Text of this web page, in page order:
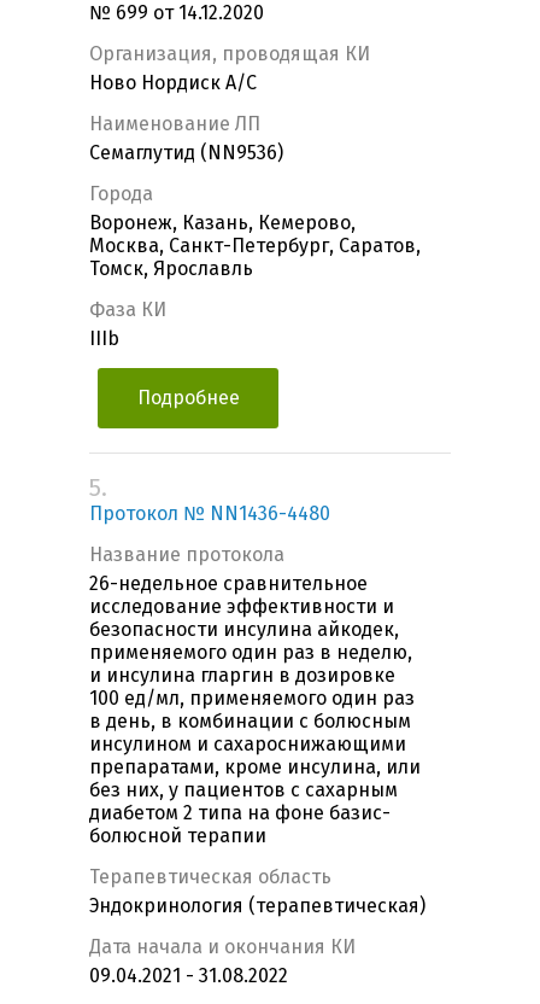
№ 699 от 14.12.2020
Организация, проводящая КИ
Ново Нордиск А/С
Наименование ЛП
Семаглутид (NN9536)
Города
Воронеж, Казань, Кемерово,
Москва, Санкт-Петербург, Саратов,
Томск, Ярославль
Фаза КИ
IIIb
Подробнее
5.
Протокол № NN1436-4480
Название протокола
26-недельное сравнительное
исследование эффективности и
безопасности инсулина айкодек,
применяемого один раз в неделю,
и инсулина гларгин в дозировке
100 ед/мл, применяемого один раз
в день, в комбинации с болюсным
инсулином и сахароснижающими
препаратами, кроме инсулина, или
без них, у пациентов с сахарным
диабетом 2 типа на фоне базис-
болюсной терапии
Терапевтическая область
Эндокринология (терапевтическая)
Дата начала и окончания КИ
09.04.2021 - 31.08.2022